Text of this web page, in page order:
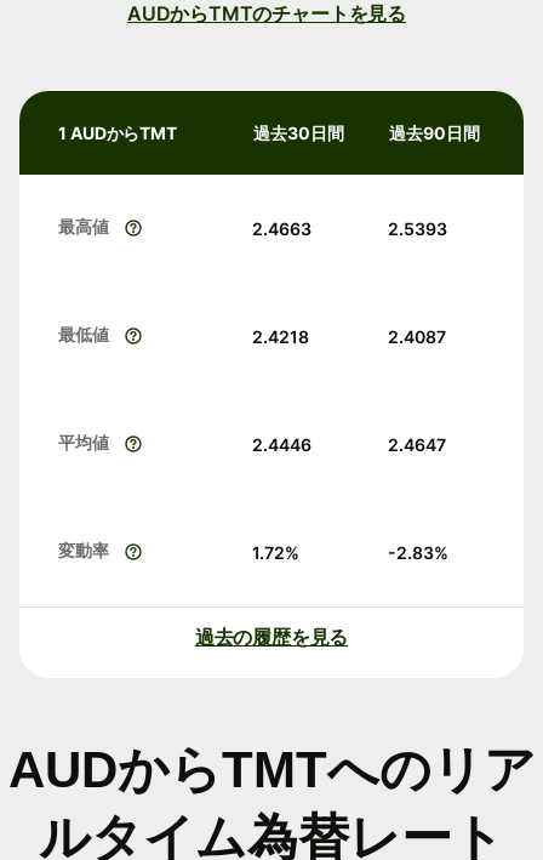
AUDからTMTのチャートを見る
1 AUDからTMT 過去30日間 過去90日間
最高値 2.4663 2.5393
最低値 2.4218 2.4087
平均値 2.4446 2.4647
変動率 1.72% -2.83%
過去の履歴を見る
AUDからTMTへのリア
ルタイム為替レート